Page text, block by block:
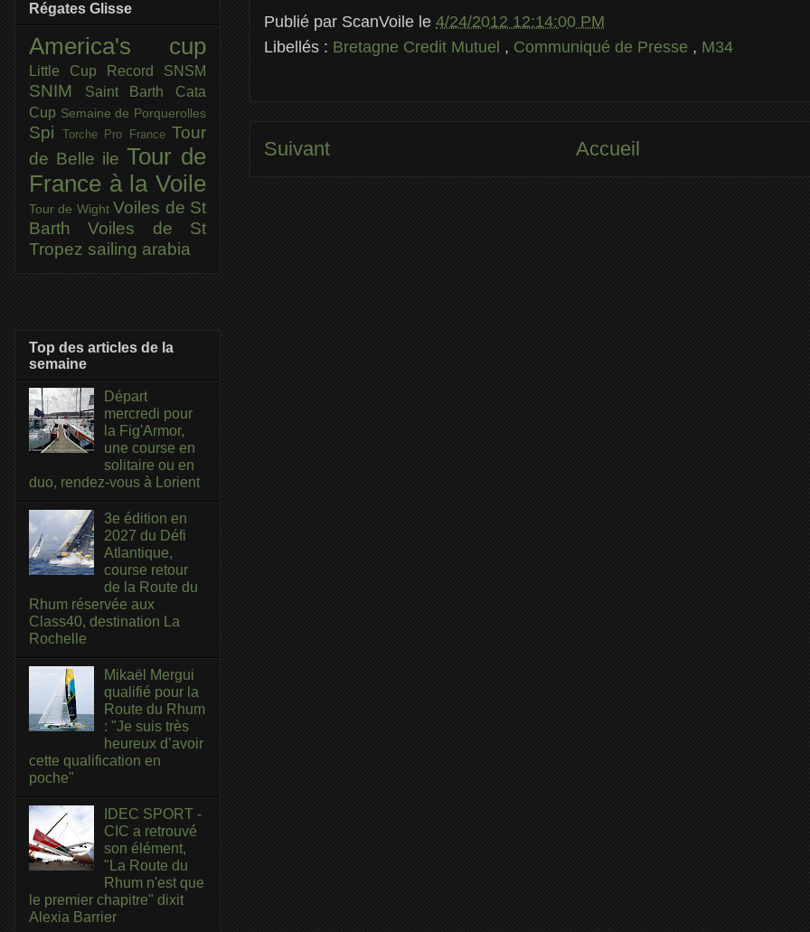
Publié par ScanVoile le 4/24/2012 12:14:00 PM
Libellés : Bretagne Credit Mutuel , Communiqué de Presse , M34
Suivant Accueil
Régates Glisse
America's cup
Little Cup Record SNSM
SNIM
Saint Barth Cata
Cup Semaine de Porquerolles
Spi Torche Pro France Tour
de Belle ile Tour de
France à la Voile
Tour de Wight Voiles de St
BarthVoiles de St
Tropez sailing arabia
Top des articles de la
semaine
Départ
mercredi pour
la Fig'Armor,
une course en
solitaire ou en
duo, rendez-vous à Lorient
3e édition en
2027 du Défi
Atlantique,
course retour
de la Route du
Rhum réservée aux
Class40, destination La
Rochelle
Mikaël Mergui
qualifié pour la
Route du Rhum
: "Je suis très
heureux d’avoir
cette qualification en
poche"
IDEC SPORT -
CIC a retrouvé
son élément,
"La Route du
Rhum n'est que
le premier chapitre" dixit
Alexia Barrier